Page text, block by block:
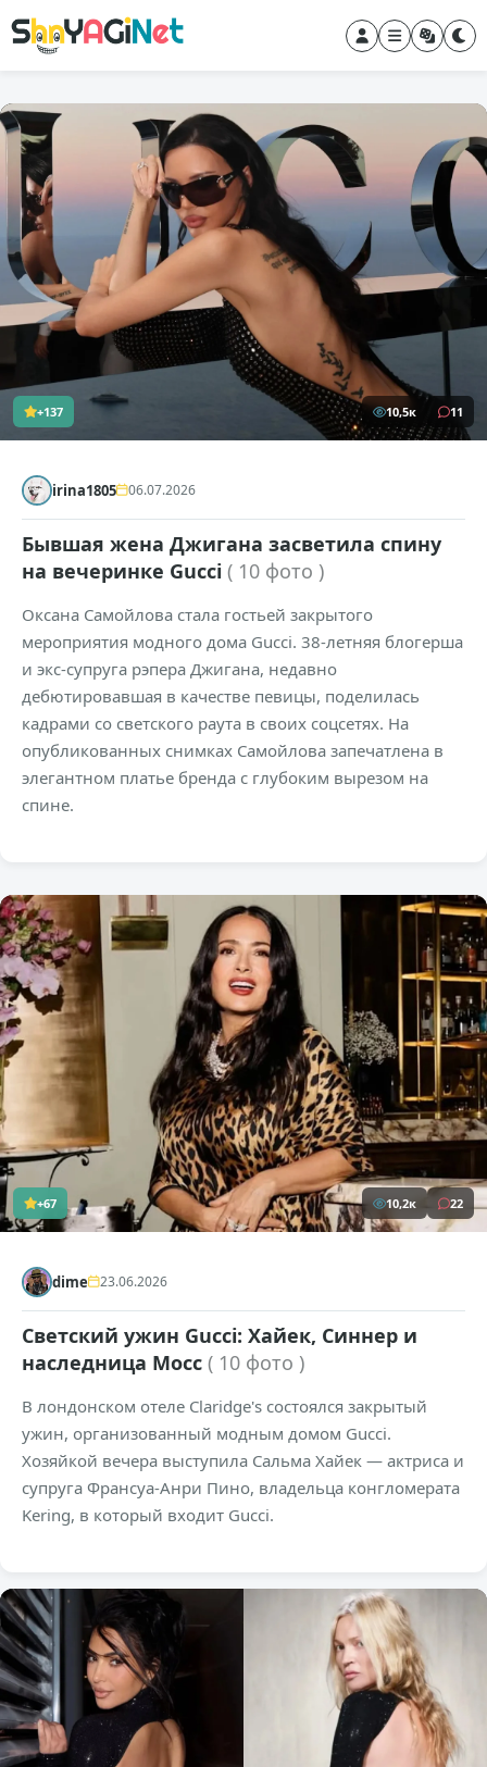
+137 10,5к 11
irina1805 06.07.2026
Бывшая жена Джигана засветила спину
на вечеринке Gucci ( 10 фото )
Оксана Самойлова стала гостьей закрытого
мероприятия модного дома Gucci. 38-летняя блогерша
и экс-супруга рэпера Джигана, недавно
дебютировавшая в качестве певицы, поделилась
кадрами со светского раута в своих соцсетях. На
опубликованных снимках Самойлова запечатлена в
элегантном платье бренда с глубоким вырезом на
спине.
+67 10,2к 22
dime 23.06.2026
Светский ужин Gucci: Хайек, Синнер и
наследница Мосс ( 10 фото )
В лондонском отеле Claridge's состоялся закрытый
ужин, организованный модным домом Gucci.
Хозяйкой вечера выступила Сальма Хайек — актриса и
супруга Франсуа-Анри Пино, владельца конгломерата
Kering, в который входит Gucci.